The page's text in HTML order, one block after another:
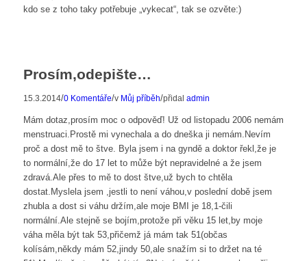
kdo se z toho taky potřebuje „vykecat“, tak se ozvěte:)
Prosím,odepište…
15.3.2014/0 Komentáře/v Můj příběh/přidal admin
Mám dotaz,prosím moc o odpověď! Už od listopadu 2006 nemám
menstruaci.Prostě mi vynechala a do dneška ji nemám.Nevím
proč a dost mě to štve. Byla jsem i na gyndě a doktor řekl,že je
to normální,že do 17 let to může být nepravidelné a že jsem
zdravá.Ale přes to mě to dost štve,už bych to chtěla
dostat.Myslela jsem ,jestli to není váhou,v poslední době jsem
zhubla a dost si váhu držím,ale moje BMI je 18,1-čili
normální.Ale stejně se bojím,protože při věku 15 let,by moje
váha měla být tak 53,přičemž já mám tak 51(občas
kolísám,někdy mám 52,jindy 50,ale snažím si to držet na té